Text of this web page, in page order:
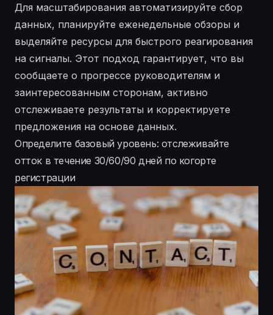
Для масштабирования автоматизируйте сбор
данных, планируйте еженедельные обзоры и
выделяйте ресурсы для быстрого реагирования
на сигналы. Этот подход гарантирует, что вы
сообщаете о прогрессе руководителям и
заинтересованным сторонам, активно
отслеживаете результаты и корректируете
предложения на основе данных.
Определите базовый уровень: отслеживайте
отток в течение 30/60/90 дней по когорте
регистрации